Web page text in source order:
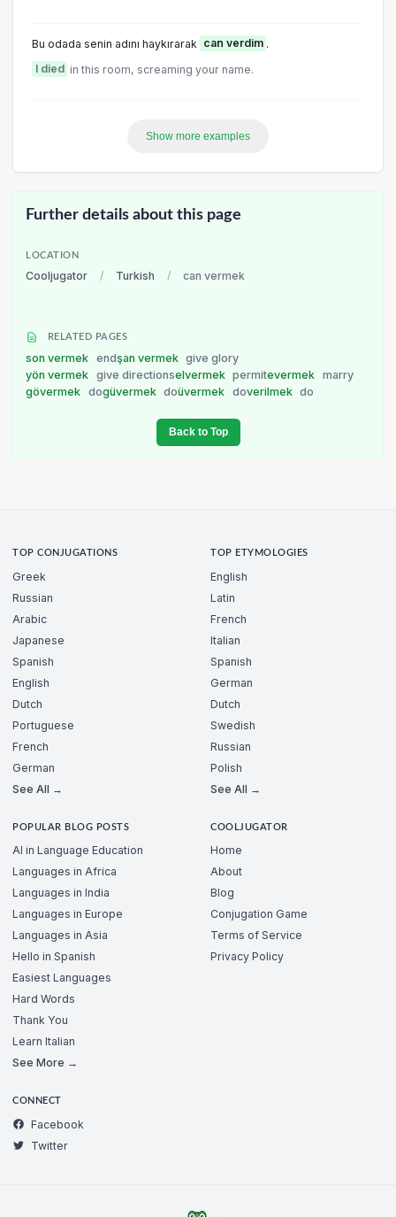
Bu odada senin adını haykırarak can verdim .
I died in this room, screaming your name.
Show more examples
Further details about this page
LOCATION
Cooljugator / Turkish / can vermek
RELATED PAGES
son vermek endşan vermek give glory
yön vermek give directionselvermek permitevermek marry
gövermek dogüvermek doüvermek doverilmek do
Back to Top
TOP CONJUGATIONS
Greek
Russian
Arabic
Japanese
Spanish
English
Dutch
Portuguese
French
German
See All →
TOP ETYMOLOGIES
English
Latin
French
Italian
Spanish
German
Dutch
Swedish
Russian
Polish
See All →
POPULAR BLOG POSTS
AI in Language Education
Languages in Africa
Languages in India
Languages in Europe
Languages in Asia
Hello in Spanish
Easiest Languages
Hard Words
Thank You
Learn Italian
See More →
COOLJUGATOR
Home
About
Blog
Conjugation Game
Terms of Service
Privacy Policy
CONNECT
Facebook
Twitter